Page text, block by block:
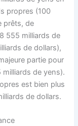
propres (100
prêts, de
555 milliards de
de dollars),
partie pour
milliards de yens).
est bien plus
de dollars.